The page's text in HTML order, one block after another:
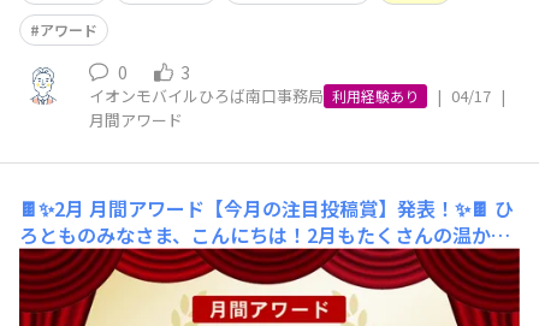
アワード
0 3
イオンモバイルひろば南口事務局 利用経験あり | 04/17 |
月間アワード
🍫✨2月 月間アワード【今月の注目投稿賞】発表！✨🍫 ​​ひ
ろとものみなさま、こんにちは！2月もたくさんの温かい
ご投稿をいただき、ありがとうございました！👹🫘節分や
バレンタインの話題、少しずつ春の訪れを感じるお写真な
ど、みなさまの日常が伝わる投稿の数々を、ひろばスタッ